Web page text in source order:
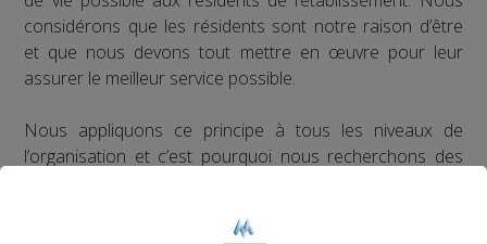
considérons que les résidents sont notre raison d’être
et que nous devons tout mettre en œuvre pour leur
assurer le meilleur service possible.
Nous appliquons ce principe à tous les niveaux de
l’organisation et c’est pourquoi nous recherchons des
soit reconnue comme une référence dans